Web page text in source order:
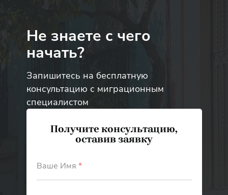
Не знаете с чего
начать?
Запишитесь на бесплатную
консультацию с миграционным
специалистом
Получите консультацию,
оставив заявку
Ваше Имя *